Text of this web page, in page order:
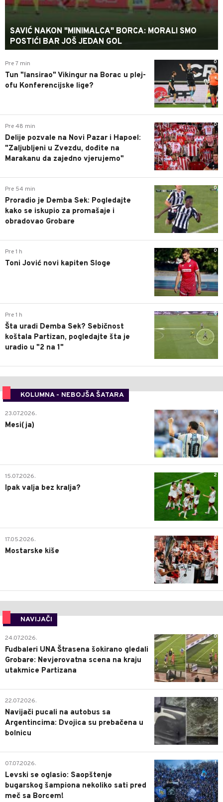
SAVIĆ NAKON "MINIMALCA" BORCA: MORALI SMO
POSTIĆI BAR JOŠ JEDAN GOL
0
Pre 7 min
Tun "lansirao" Vikingur na Borac u plej-
ofu Konferencijske lige?
0
Pre 48 min
Delije pozvale na Novi Pazar i Hapoel:
"Zaljubljeni u Zvezdu, dođite na
Marakanu da zajedno vjerujemo"
0
Pre 54 min
Proradio je Demba Sek: Pogledajte
kako se iskupio za promašaje i
obradovao Grobare
0
Pre 1 h
Toni Jović novi kapiten Sloge
0
Pre 1 h
Šta uradi Demba Sek? Sebičnost
koštala Partizan, pogledajte šta je
uradio u "2 na 1"
KOLUMNA - NEBOJŠA ŠATARA
0
23.07.2026.
Mesi(ja)
2
15.07.2026.
Ipak valja bez kralja?
0
17.05.2026.
Mostarske kiše
NAVIJAČI
0
24.07.2026.
Fudbaleri UNA Štrasena šokirano gledali
Grobare: Nevjerovatna scena na kraju
utakmice Partizana
0
22.07.2026.
Navijači pucali na autobus sa
Argentincima: Dvojica su prebačena u
bolnicu
1
07.07.2026.
Levski se oglasio: Saopštenje
bugarskog šampiona nekoliko sati pred
meč sa Borcem!